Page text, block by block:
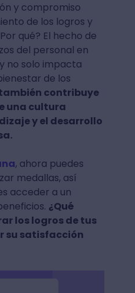
y compromiso
de los logros y
qué? El hecho de
del personal en
no solo impacta
de los
contribuye
una cultura
y el desarrollo
, ahora puedes
medallas, así
acceder a un
¿Qué
los logros de tus
su satisfacción